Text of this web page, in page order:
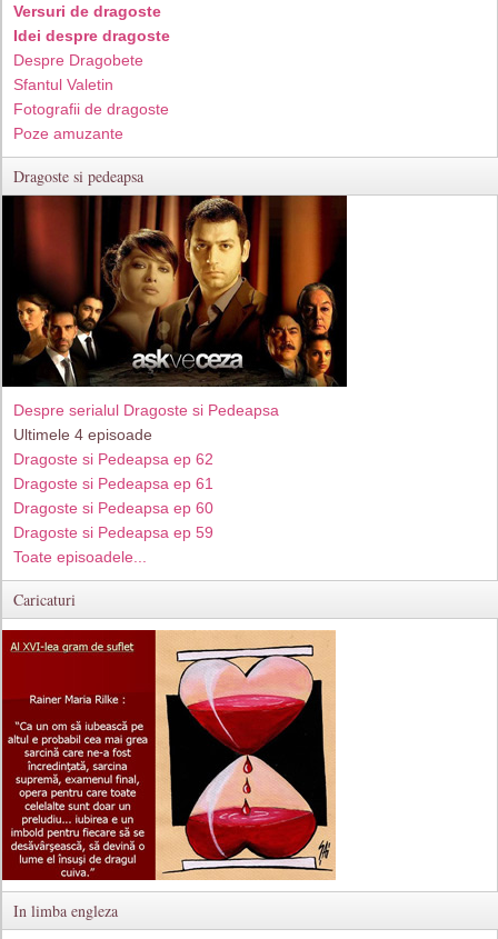
Versuri de dragoste
Idei despre dragoste
Despre Dragobete
Sfantul Valetin
Fotografii de dragoste
Poze amuzante
Dragoste si pedeapsa
Despre serialul Dragoste si Pedeapsa
Ultimele 4 episoade
Dragoste si Pedeapsa ep 62
Dragoste si Pedeapsa ep 61
Dragoste si Pedeapsa ep 60
Dragoste si Pedeapsa ep 59
Toate episoadele...
Caricaturi
In limba engleza